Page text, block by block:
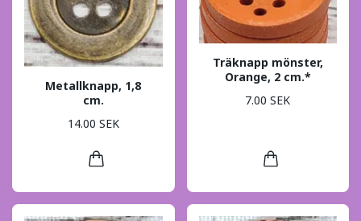
Metallknapp, 1,8
cm.
14.00 SEK
Träknapp mönster,
Orange, 2 cm.*
7.00 SEK